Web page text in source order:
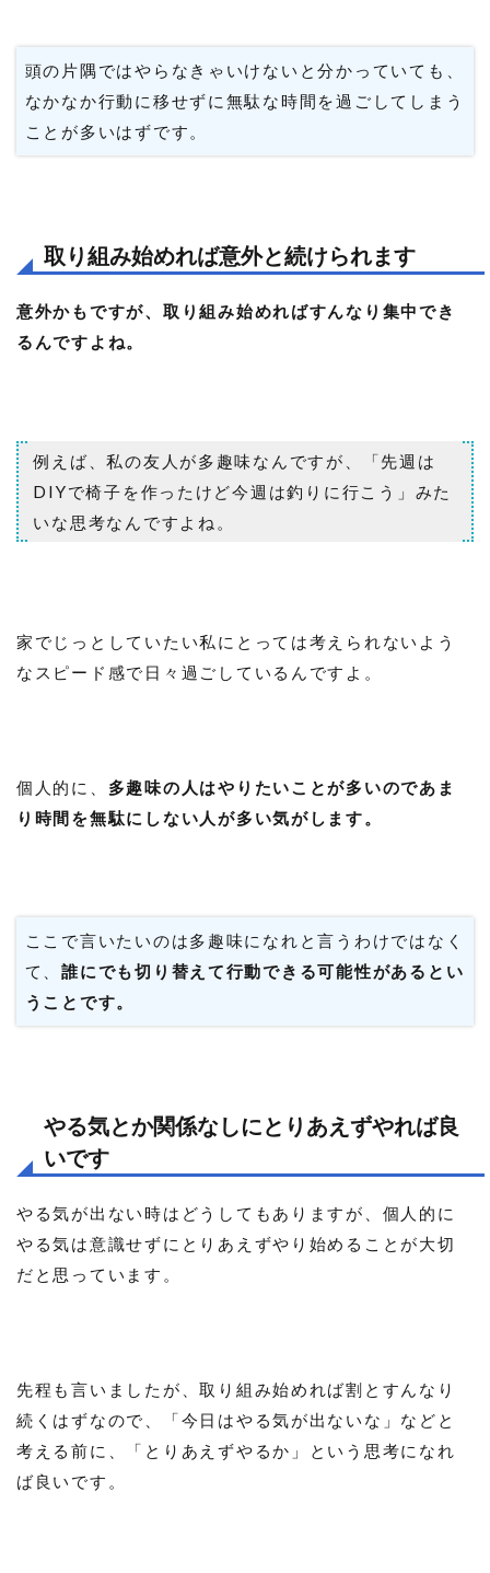
頭の片隅ではやらなきゃいけないと分かっていても、
なかなか行動に移せずに無駄な時間を過ごしてしまう
ことが多いはずです。
取り組み始めれば意外と続けられます
意外かもですが、取り組み始めればすんなり集中でき
るんですよね。
例えば、私の友人が多趣味なんですが、「先週は
DIYで椅子を作ったけど今週は釣りに行こう」みた
いな思考なんですよね。
家でじっとしていたい私にとっては考えられないよう
なスピード感で日々過ごしているんですよ。
個人的に、 多趣味の人はやりたいことが多いのであま
り時間を無駄にしない人が多い気がします。
ここで言いたいのは多趣味になれと言うわけではなく
て、誰にでも切り替えて行動できる可能性があるとい
うことです。
やる気とか関係なしにとりあえずやれば良
いです
やる気が出ない時はどうしてもありますが、個人的に
やる気は意識せずにとりあえずやり始めることが大切
だと思っています。
先程も言いましたが、取り組み始めれば割とすんなり
続くはずなので、「今日はやる気が出ないな」などと
考える前に、「とりあえずやるか」という思考になれ
ば良いです。